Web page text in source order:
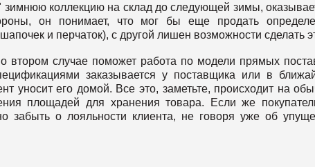
коллекцию на склад до следующей зимы,
он понимает, что мог бы еще продать
и перчаток), с другой лишен возможности сделать
втором случае поможет работа по модели прямых
заказывается у поставщика или в
уносит его домой. Все это, заметьте, происходит на
площадей для хранения товара. Если же
забыть о лояльности клиента, не говоря уже об